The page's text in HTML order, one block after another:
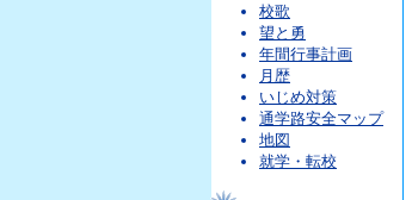
校歌
望と勇
年間行事計画
月歴
いじめ対策
通学路安全マップ
地図
就学・転校